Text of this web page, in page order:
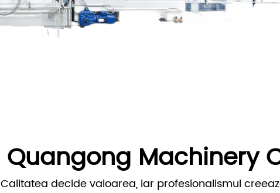
Quangong Machinery
Calitatea decide valoarea, iar profesionalismul